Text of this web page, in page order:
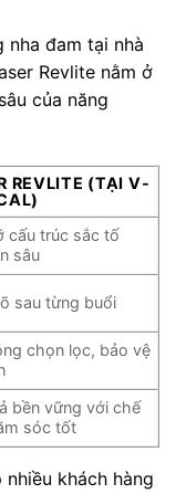
nha đam tại nhà
Revlite nằm ở
của năng
REVLITE (TẠI V-
cấu trúc sắc tố
sâu
sau từng buổi
chọn lọc, bảo vệ
bền vững với chế
sóc tốt
khách hàng